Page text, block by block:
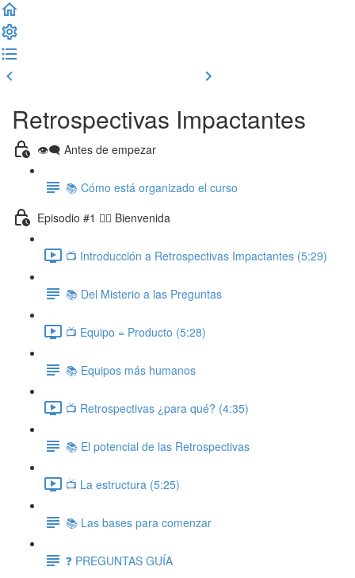
Retrospectivas Impactantes
👁‍🗨 Antes de empezar
📚 Cómo está organizado el curso
Episodio #1 🙋‍♂️ Bienvenida
📺 Introducción a Retrospectivas Impactantes (5:29)
📚 Del Misterio a las Preguntas
📺 Equipo = Producto (5:28)
📚 Equipos más humanos
📺 Retrospectivas ¿para qué? (4:35)
📚 El potencial de las Retrospectivas
📺 La estructura (5:25)
📚 Las bases para comenzar
❓ PREGUNTAS GUÍA